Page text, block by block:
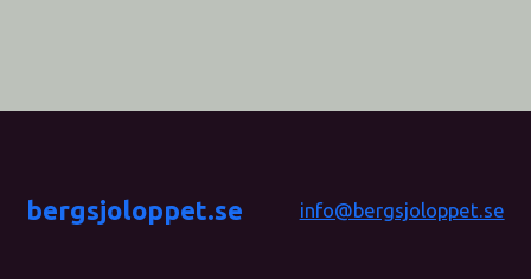
bergsjoloppet.se info@bergsjoloppet.se